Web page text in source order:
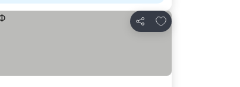
Partilhar
Adicionar aos